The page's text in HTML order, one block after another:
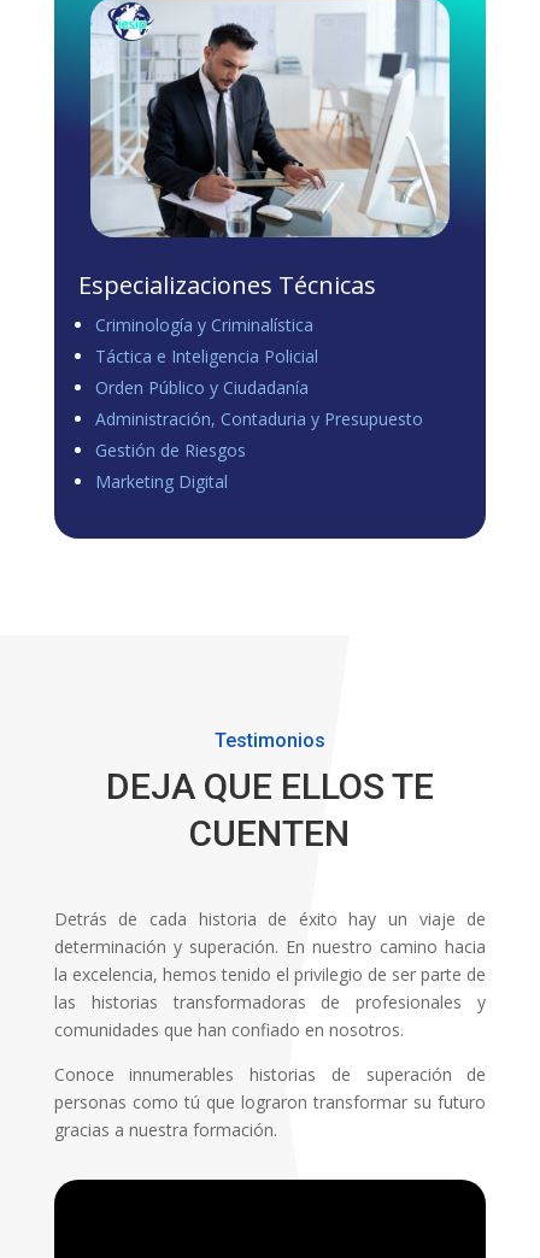
Especializaciones Técnicas
Criminología y Criminalística
Táctica e Inteligencia Policial
Orden Público y Ciudadanía
Administración, Contaduria y Presupuesto
Gestión de Riesgos
Marketing Digital
Testimonios
DEJA QUE ELLOS TE
CUENTEN
Detrás de cada historia de éxito hay un viaje de
determinación y superación. En nuestro camino hacia
la excelencia, hemos tenido el privilegio de ser parte de
las historias transformadoras de profesionales y
comunidades que han confiado en nosotros.
Conoce innumerables historias de superación de
personas como tú que lograron transformar su futuro
gracias a nuestra formación.